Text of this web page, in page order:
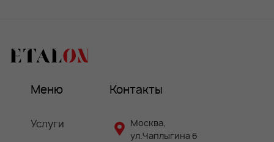
Меню
Услуги
Контакты
Москва,
ул.Чаплыгина 6